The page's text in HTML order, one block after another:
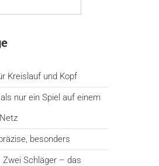
Kreislauf und Kopf
nur ein Spiel auf einem
besonders
Zwei Schläger – das